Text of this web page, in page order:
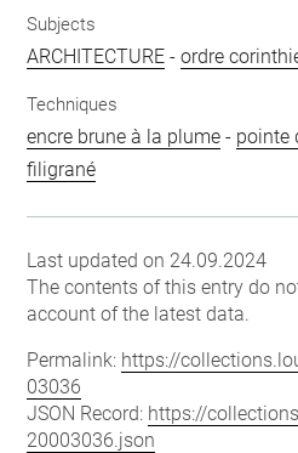
Subjects
ARCHITECTURE -ordre
Techniques
encre brune à la plume - pointe
filigrané
Last updated on 24.09.2024
The contents of this entry do
account of the latest data.
Permalink: https://
03036
JSON Record: https://
20003036.json